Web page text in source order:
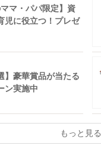
ママ・パパ限定】資
児に役立つ！プレゼ
】豪華賞品が当たる
ン実施中
もっと見る